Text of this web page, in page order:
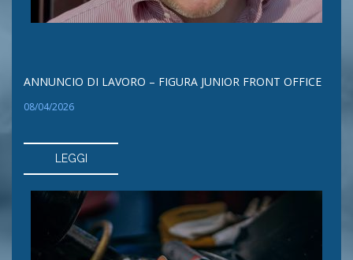
ANNUNCIO DI LAVORO – FIGURA JUNIOR FRONT OFFICE
08/04/2026
LEGGI